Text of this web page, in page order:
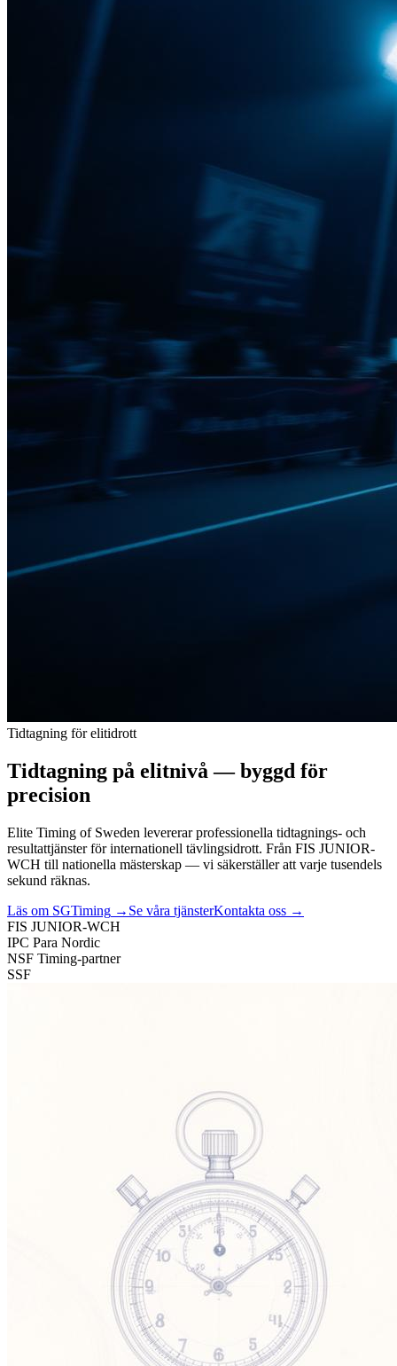
Tidtagning för elitidrott
Tidtagning på elitnivå — byggd för
precision
Elite Timing of Sweden levererar professionella tidtagnings- och
resultattjänster för internationell tävlingsidrott. Från FIS JUNIOR-
WCH till nationella mästerskap — vi säkerställer att varje tusendels
sekund räknas.
Läs om SGTiming → Se våra tjänsterKontakta oss →
FIS JUNIOR-WCH
IPC Para Nordic
NSF Timing-partner
SSF